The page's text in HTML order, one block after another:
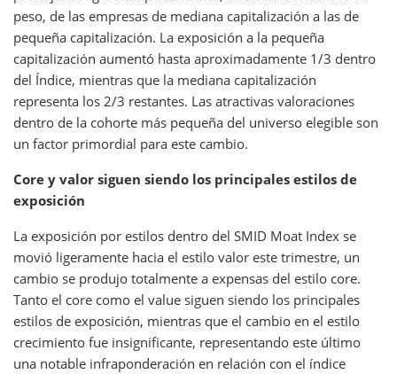
peso, de las empresas de mediana capitalización a las de
pequeña capitalización. La exposición a la pequeña
capitalización aumentó hasta aproximadamente 1/3 dentro
del Índice, mientras que la mediana capitalización
representa los 2/3 restantes. Las atractivas valoraciones
dentro de la cohorte más pequeña del universo elegible son
un factor primordial para este cambio.
Core y valor siguen siendo los principales estilos de
exposición
La exposición por estilos dentro del SMID Moat Index se
movió ligeramente hacia el estilo valor este trimestre, un
cambio se produjo totalmente a expensas del estilo core.
Tanto el core como el value siguen siendo los principales
estilos de exposición, mientras que el cambio en el estilo
crecimiento fue insignificante, representando este último
una notable infraponderación en relación con el índice